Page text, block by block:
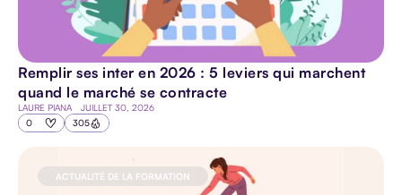
Remplir ses inter en 2026 : 5 leviers qui marchent
quand le marché se contracte
LAURE PIANA
JUILLET 30, 2026
0
305
ACTUALITÉ DE LA FORMATION